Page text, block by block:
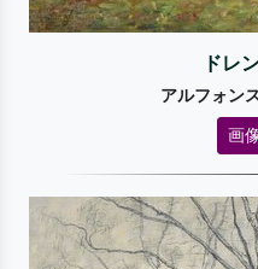
ドレ
アルフォン
画